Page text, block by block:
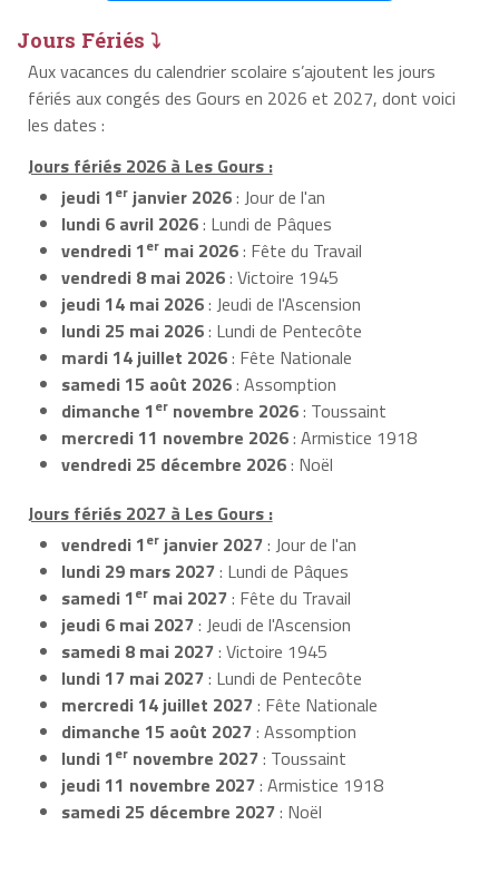
Jours Fériés ⤵
Aux vacances du calendrier scolaire s’ajoutent les jours
fériés aux congés des Gours en 2026 et 2027, dont voici
les dates :
Jours fériés 2026 à Les Gours :
jeudi 1er janvier 2026: Jour de l'an
lundi 6 avril 2026: Lundi de Pâques
vendredi 1er mai 2026: Fête du Travail
vendredi 8 mai 2026: Victoire 1945
jeudi 14 mai 2026: Jeudi de l'Ascension
lundi 25 mai 2026: Lundi de Pentecôte
mardi 14 juillet 2026: Fête Nationale
samedi 15 août 2026: Assomption
dimanche 1er novembre 2026: Toussaint
mercredi 11 novembre 2026: Armistice 1918
vendredi 25 décembre 2026: Noël
Jours fériés 2027 à Les Gours :
vendredi 1er janvier 2027: Jour de l'an
lundi 29 mars 2027: Lundi de Pâques
samedi 1er mai 2027: Fête du Travail
jeudi 6 mai 2027: Jeudi de l'Ascension
samedi 8 mai 2027: Victoire 1945
lundi 17 mai 2027: Lundi de Pentecôte
mercredi 14 juillet 2027: Fête Nationale
dimanche 15 août 2027: Assomption
lundi 1er novembre 2027: Toussaint
jeudi 11 novembre 2027: Armistice 1918
samedi 25 décembre 2027: Noël